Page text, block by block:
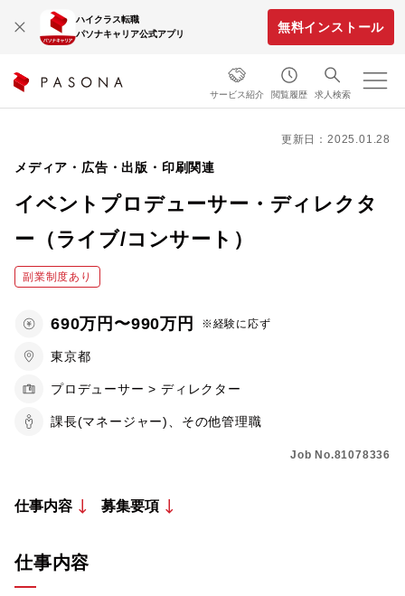
ハイクラス転職
パソナキャリア公式アプリ
無料インストール
サービス紹介 閲覧履歴 求人検索
更新日：2025.01.28
メディア・広告・出版・印刷関連
イベントプロデューサー・ディレクタ
ー（ライブ/コンサート）
副業制度あり
690万円〜990万円 ※経験に応ず
東京都
プロデューサー > ディレクター
課長(マネージャー)、その他管理職
Job No.81078336
仕事内容 募集要項
仕事内容